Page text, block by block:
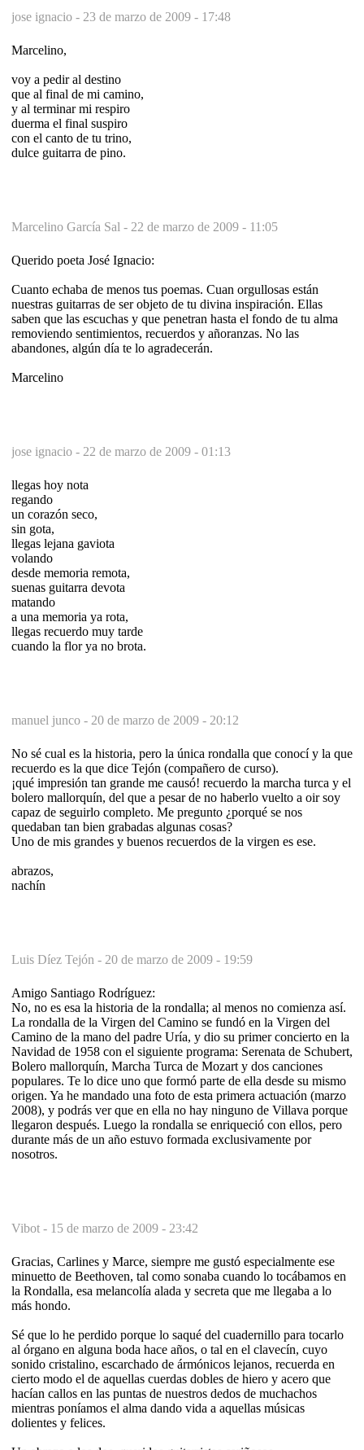
jose ignacio - 23 de marzo de 2009 - 17:48
Marcelino,
voy a pedir al destino
que al final de mi camino,
y al terminar mi respiro
duerma el final suspiro
con el canto de tu trino,
dulce guitarra de pino.
Marcelino García Sal - 22 de marzo de 2009 - 11:05
Querido poeta José Ignacio:
Cuanto echaba de menos tus poemas. Cuan orgullosas están
nuestras guitarras de ser objeto de tu divina inspiración. Ellas
saben que las escuchas y que penetran hasta el fondo de tu alma
removiendo sentimientos, recuerdos y añoranzas. No las
abandones, algún día te lo agradecerán.
Marcelino
jose ignacio - 22 de marzo de 2009 - 01:13
llegas hoy nota
regando
un corazón seco,
sin gota,
llegas lejana gaviota
volando
desde memoria remota,
suenas guitarra devota
matando
a una memoria ya rota,
llegas recuerdo muy tarde
cuando la flor ya no brota.
manuel junco - 20 de marzo de 2009 - 20:12
No sé cual es la historia, pero la única rondalla que conocí y la que
recuerdo es la que dice Tejón (compañero de curso).
¡qué impresión tan grande me causó! recuerdo la marcha turca y el
bolero mallorquín, del que a pesar de no haberlo vuelto a oir soy
capaz de seguirlo completo. Me pregunto ¿porqué se nos
quedaban tan bien grabadas algunas cosas?
Uno de mis grandes y buenos recuerdos de la virgen es ese.
abrazos,
nachín
Luis Díez Tejón - 20 de marzo de 2009 - 19:59
Amigo Santiago Rodríguez:
No, no es esa la historia de la rondalla; al menos no comienza así.
La rondalla de la Virgen del Camino se fundó en la Virgen del
Camino de la mano del padre Uría, y dio su primer concierto en la
Navidad de 1958 con el siguiente programa: Serenata de Schubert,
Bolero mallorquín, Marcha Turca de Mozart y dos canciones
populares. Te lo dice uno que formó parte de ella desde su mismo
origen. Ya he mandado una foto de esta primera actuación (marzo
2008), y podrás ver que en ella no hay ninguno de Villava porque
llegaron después. Luego la rondalla se enriqueció con ellos, pero
durante más de un año estuvo formada exclusivamente por
nosotros.
Vibot - 15 de marzo de 2009 - 23:42
Gracias, Carlines y Marce, siempre me gustó especialmente ese
minuetto de Beethoven, tal como sonaba cuando lo tocábamos en
la Rondalla, esa melancolía alada y secreta que me llegaba a lo
más hondo.
Sé que lo he perdido porque lo saqué del cuadernillo para tocarlo
al órgano en alguna boda hace años, o tal en el clavecín, cuyo
sonido cristalino, escarchado de ármónicos lejanos, recuerda en
cierto modo el de aquellas cuerdas dobles de hiero y acero que
hacían callos en las puntas de nuestros dedos de muchachos
mientras poníamos el alma dando vida a aquellas músicas
dolientes y felices.